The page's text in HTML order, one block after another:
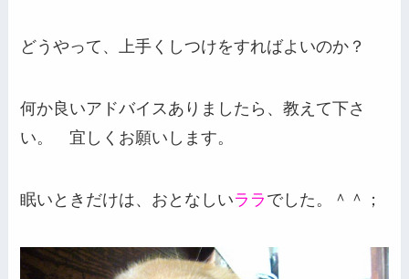
どうやって、上手くしつけをすればよいのか？
何か良いアドバイスありましたら、教えて下さ
い。 宜しくお願いします。
眠いときだけは、おとなしいララ でした。＾＾；